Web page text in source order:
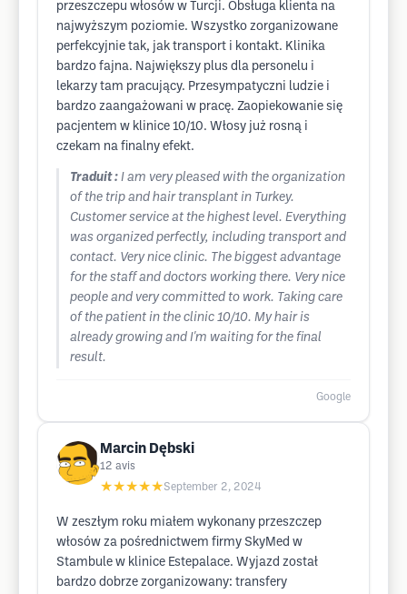
przeszczepu włosów w Turcji. Obsługa klienta na
najwyższym poziomie. Wszystko zorganizowane
perfekcyjnie tak, jak transport i kontakt. Klinika
bardzo fajna. Największy plus dla personelu i
lekarzy tam pracujący. Przesympatyczni ludzie i
bardzo zaangażowani w pracę. Zaopiekowanie się
pacjentem w klinice 10/10. Włosy już rosną i
czekam na finalny efekt.
Traduit : I am very pleased with the organization
of the trip and hair transplant in Turkey.
Customer service at the highest level. Everything
was organized perfectly, including transport and
contact. Very nice clinic. The biggest advantage
for the staff and doctors working there. Very nice
people and very committed to work. Taking care
of the patient in the clinic 10/10. My hair is
already growing and I'm waiting for the final
result.
Google
Marcin Dębski
12 avis
★★★★★September 2, 2024
W zeszłym roku miałem wykonany przeszczep
włosów za pośrednictwem firmy SkyMed w
Stambule w klinice Estepalace. Wyjazd został
bardzo dobrze zorganizowany: transfery